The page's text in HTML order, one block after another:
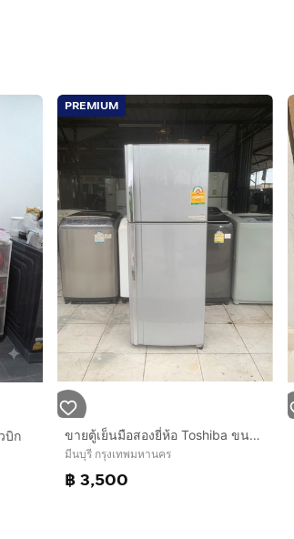
บิก
PREMIUM
ขายตู้เย็นมือสองยี่ห้อ Toshiba ขนาด 10 คิวสภาพสวยพร้อมใช้งาน 3500 บาท
มีนบุรี กรุงเทพมหานคร
฿ 3,500